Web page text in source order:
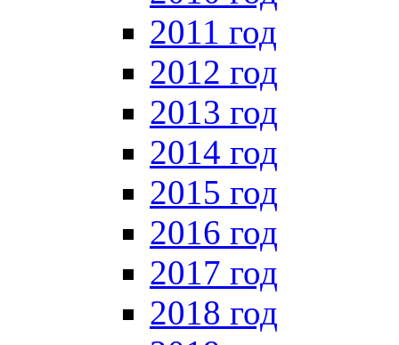
2011 год
2012 год
2013 год
2014 год
2015 год
2016 год
2017 год
2018 год